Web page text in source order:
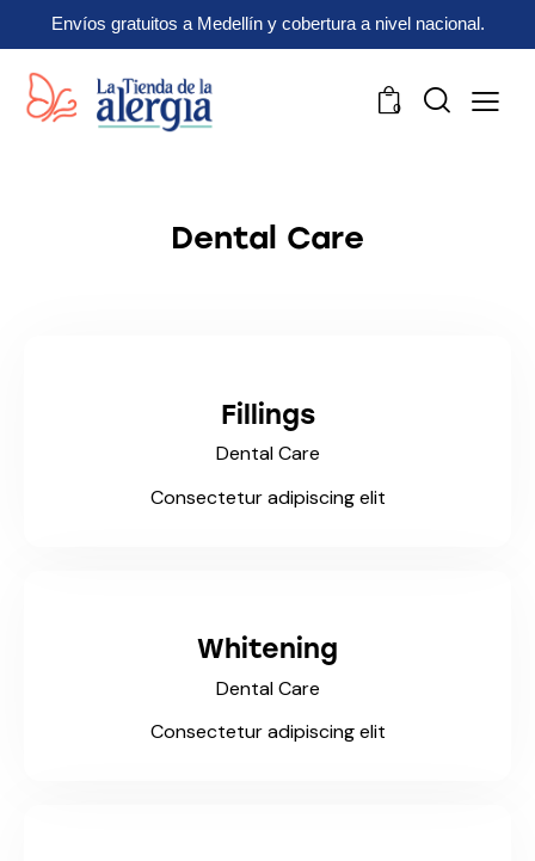
Envíos gratuitos a Medellín y cobertura a nivel nacional.
0
Dental Care
Fillings
Dental Care
Consectetur adipiscing elit
Whitening
Dental Care
Consectetur adipiscing elit